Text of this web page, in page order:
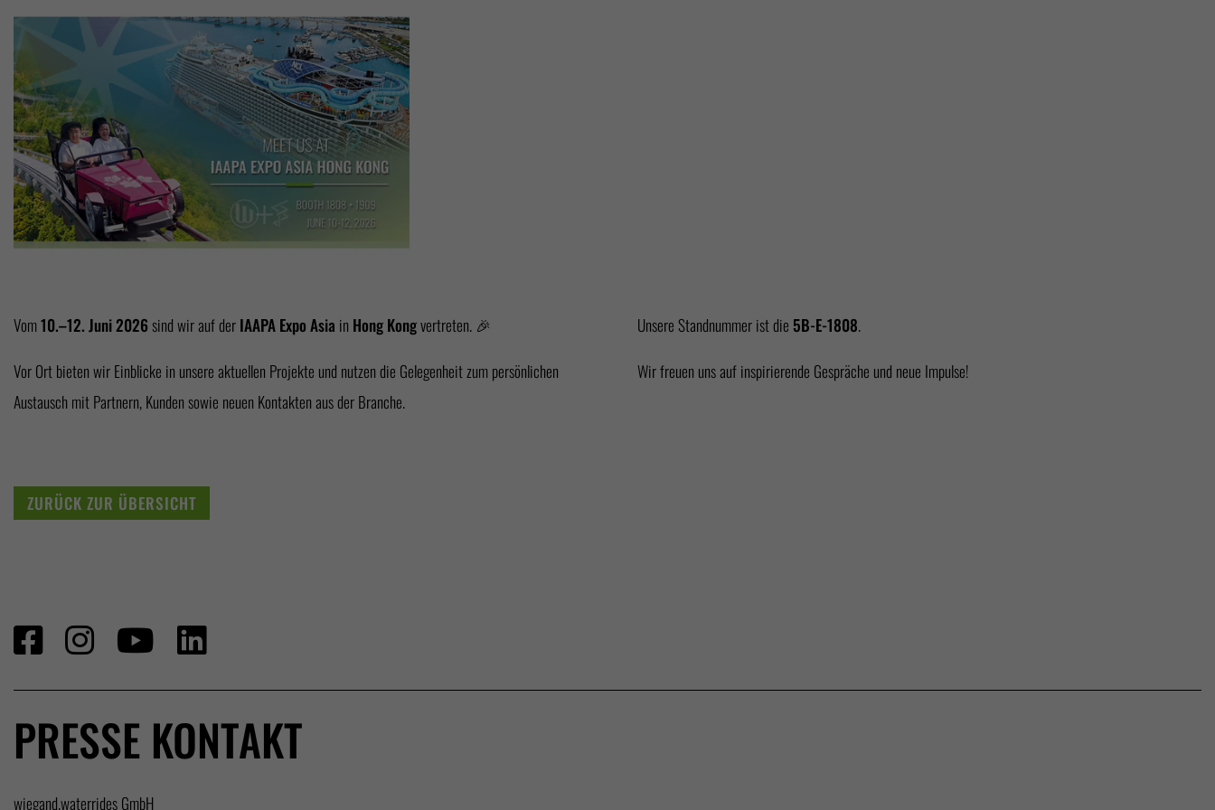
Vom10.–12. Juni 2026sind wir auf derIAAPA Expo Asia in Hong Kongvertreten. 🎉
Vor Ort bieten wir Einblicke in unsere aktuellen Projekte und nutzen die Gelegenheit zum persönlichen
Austausch mit Partnern, Kunden sowie neuen Kontakten aus der Branche.
Unsere Standnummer ist die 5B-E-1808.
Wir freuen uns auf inspirierende Gespräche und neue Impulse!
ZURÜCK ZUR ÜBERSICHT
PRESSE KONTAKT
wiegand.waterrides GmbH